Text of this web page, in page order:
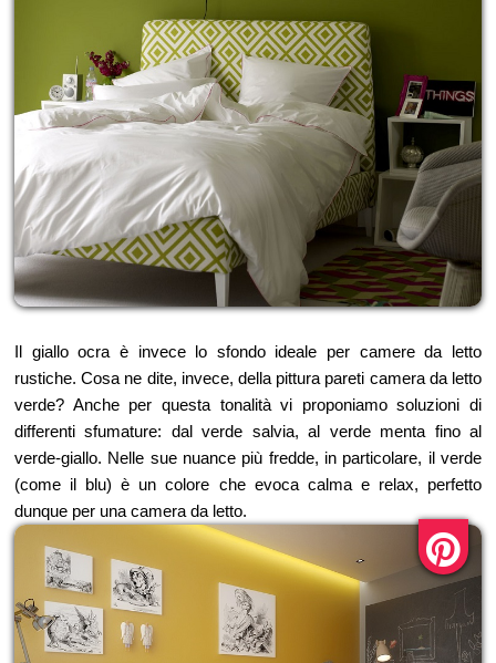
Il giallo ocra è invece lo sfondo ideale per camere da letto
rustiche. Cosa ne dite, invece, della pittura pareti camera da letto
verde? Anche per questa tonalità vi proponiamo soluzioni di
differenti sfumature: dal verde salvia, al verde menta fino al
verde-giallo. Nelle sue nuance più fredde, in particolare, il verde
(come il blu) è un colore che evoca calma e relax, perfetto
dunque per una camera da letto.